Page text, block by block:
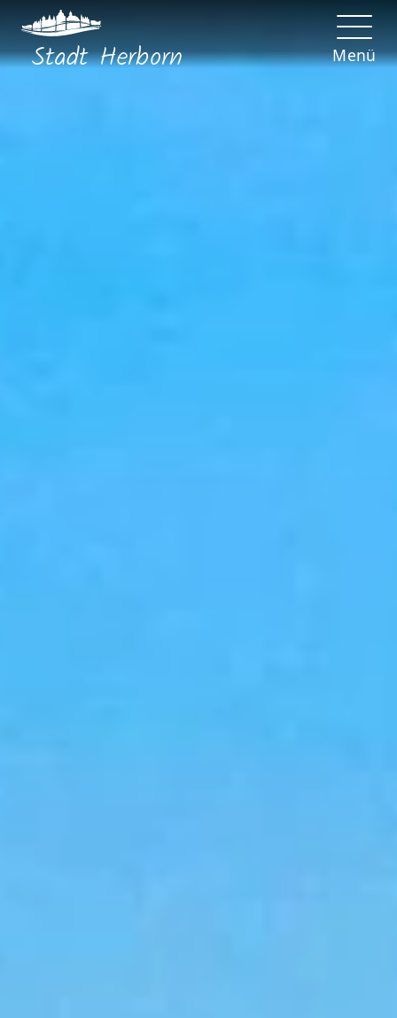
StadtHerborn Menü